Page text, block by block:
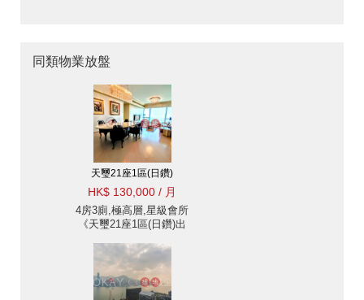
同類物業放盤
天璽21座1區(日鑽)
HK$ 130,000 / 月
4房3廁,極高層,星級會所
《天璽21座1區(日鑽)出